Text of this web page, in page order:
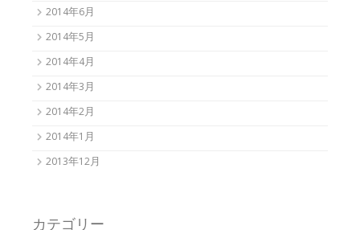
2014年6月
2014年5月
2014年4月
2014年3月
2014年2月
2014年1月
2013年12月
カテゴリー